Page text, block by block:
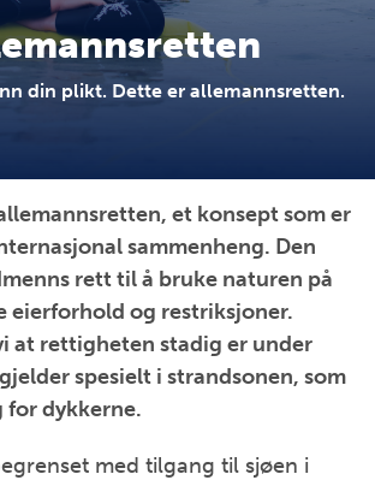
din plikt. Dette er allemannsretten.
et konsept som er
sammenheng. Den
rett til å bruke naturen på
eierforhold og restriksjoner.
at rettigheten stadig er under
spesielt i strandsonen, som
for dykkerne.
med tilgang til sjøen i